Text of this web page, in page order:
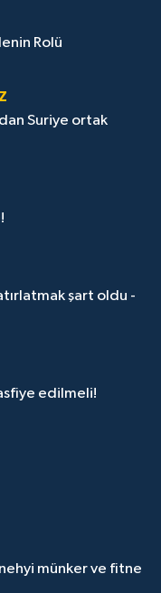
Rolü
Suriye ortak
şart oldu -
edilmeli!
münker ve fitne